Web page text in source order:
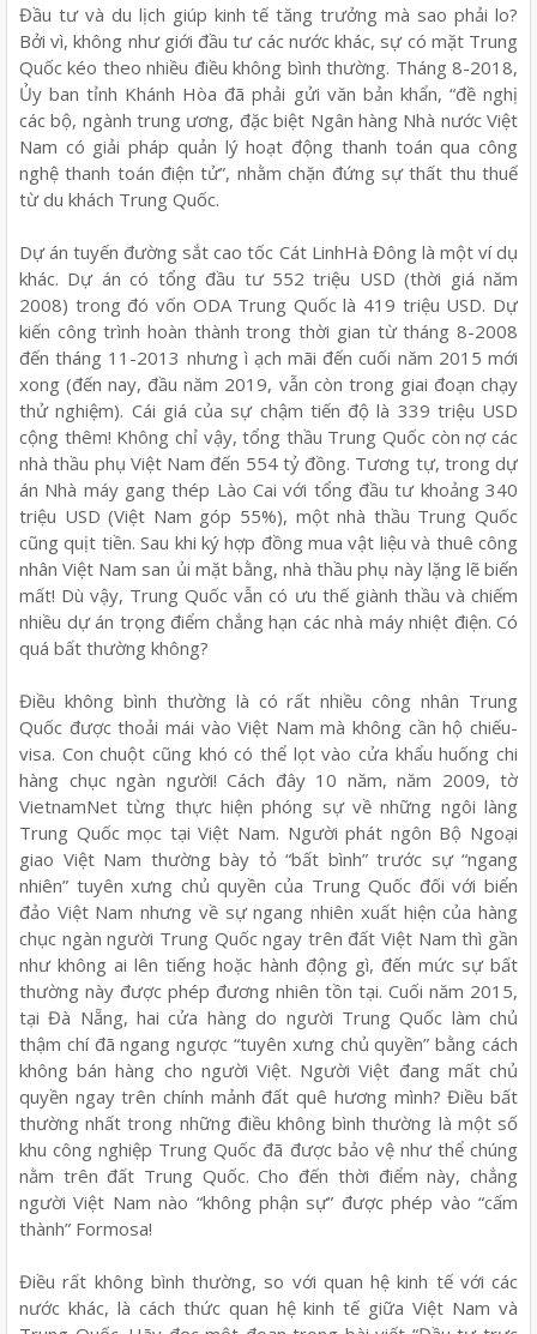
Đầu tư và du lịch giúp kinh tế tăng trưởng mà sao phải lo?
Bởi vì, không như giới đầu tư các nước khác, sự có mặt Trung
Quốc kéo theo nhiều điều không bình thường. Tháng 8-2018,
Ủy ban tỉnh Khánh Hòa đã phải gửi văn bản khẩn, “đề nghị
các bộ, ngành trung ương, đặc biệt Ngân hàng Nhà nước Việt
Nam có giải pháp quản lý hoạt động thanh toán qua công
nghệ thanh toán điện tử”, nhằm chặn đứng sự thất thu thuế
từ du khách Trung Quốc.
Dự án tuyến đường sắt cao tốc Cát Linh­Hà Đông là một ví dụ
khác. Dự án có tổng đầu tư 552 triệu USD (thời giá năm
2008) trong đó vốn ODA Trung Quốc là 419 triệu USD. Dự
kiến công trình hoàn thành trong thời gian từ tháng 8-2008
đến tháng 11-2013 nhưng ì ạch mãi đến cuối năm 2015 mới
xong (đến nay, đầu năm 2019, vẫn còn trong giai đoạn chạy
thử nghiệm). Cái giá của sự chậm tiến độ là 339 triệu USD
cộng thêm! Không chỉ vậy, tổng thầu Trung Quốc còn nợ các
nhà thầu phụ Việt Nam đến 554 tỷ đồng. Tương tự, trong dự
án Nhà máy gang thép Lào Cai với tổng đầu tư khoảng 340
triệu USD (Việt Nam góp 55%), một nhà thầu Trung Quốc
cũng quịt tiền. Sau khi ký hợp đồng mua vật liệu và thuê công
nhân Việt Nam san ủi mặt bằng, nhà thầu phụ này lặng lẽ biến
mất! Dù vậy, Trung Quốc vẫn có ưu thế giành thầu và chiếm
nhiều dự án trọng điểm chẳng hạn các nhà máy nhiệt điện. Có
quá bất thường không?
Điều không bình thường là có rất nhiều công nhân Trung
Quốc được thoải mái vào Việt Nam mà không cần hộ chiếu-
visa. Con chuột cũng khó có thể lọt vào cửa khẩu huống chi
hàng chục ngàn người! Cách đây 10 năm, năm 2009, tờ
VietnamNet từng thực hiện phóng sự về những ngôi làng
Trung Quốc mọc tại Việt Nam. Người phát ngôn Bộ Ngoại
giao Việt Nam thường bày tỏ “bất bình” trước sự “ngang
nhiên” tuyên xưng chủ quyền của Trung Quốc đối với biển
đảo Việt Nam nhưng về sự ngang nhiên xuất hiện của hàng
chục ngàn người Trung Quốc ngay trên đất Việt Nam thì gần
như không ai lên tiếng hoặc hành động gì, đến mức sự bất
thường này được phép đương nhiên tồn tại. Cuối năm 2015,
tại Đà Nẵng, hai cửa hàng do người Trung Quốc làm chủ
thậm chí đã ngang ngược “tuyên xưng chủ quyền” bằng cách
không bán hàng cho người Việt. Người Việt đang mất chủ
quyền ngay trên chính mảnh đất quê hương mình? Điều bất
thường nhất trong những điều không bình thường là một số
khu công nghiệp Trung Quốc đã được bảo vệ như thể chúng
nằm trên đất Trung Quốc. Cho đến thời điểm này, chẳng
người Việt Nam nào “không phận sự” được phép vào “cấm
thành” Formosa!
Điều rất không bình thường, so với quan hệ kinh tế với các
nước khác, là cách thức quan hệ kinh tế giữa Việt Nam và